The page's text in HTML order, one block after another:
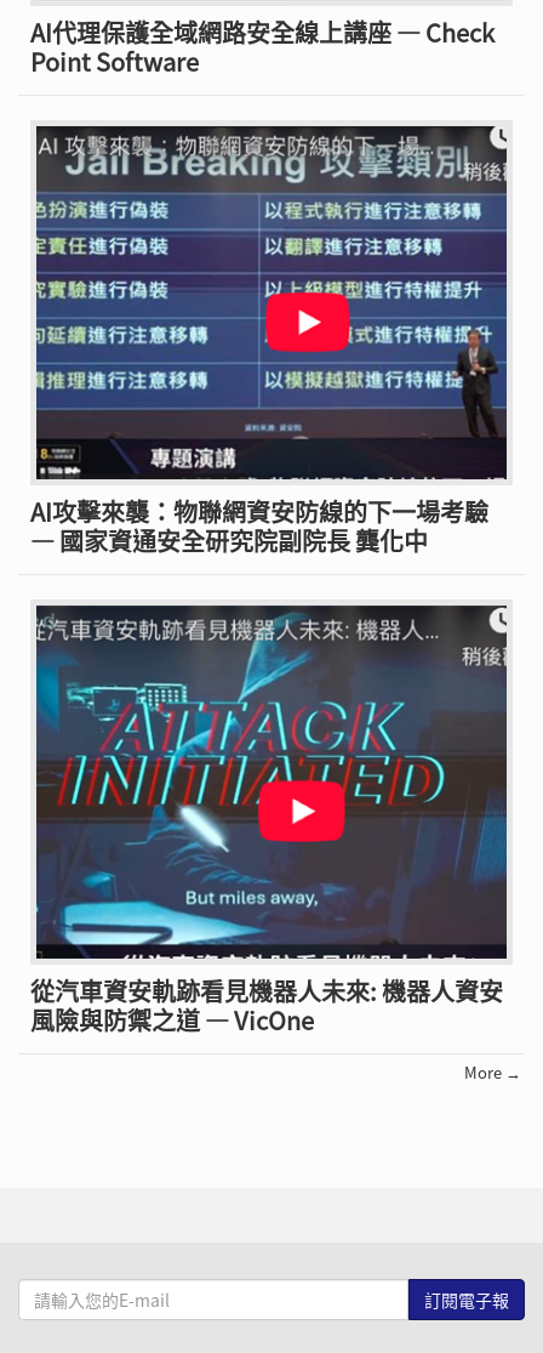
AI代理保護全域網路安全線上講座 — Check
Point Software
AI攻擊來襲：物聯網資安防線的下一場考驗
— 國家資通安全研究院副院長 龔化中
從汽車資安軌跡看見機器人未來: 機器人資安
風險與防禦之道 — VicOne
More →
請
輸